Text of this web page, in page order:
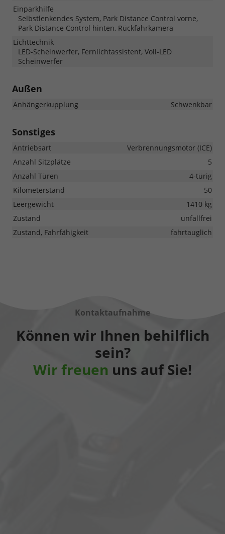
Einparkhilfe
Selbstlenkendes System, Park Distance Control vorne,
Park Distance Control hinten, Rückfahrkamera
Lichttechnik
LED-Scheinwerfer, Fernlichtassistent, Voll-LED
Scheinwerfer
Außen
Anhängerkupplung Schwenkbar
Sonstiges
Antriebsart
Verbrennungsmotor (ICE)
Anzahl Sitzplätze
5
Anzahl Türen
4-türig
Kilometerstand
50
Leergewicht
1410 kg
Zustand
unfallfrei
Zustand, Fahrfähigkeit
fahrtauglich
Kontaktaufnahme
Können wir Ihnen behilflich
sein?
Wir freuen uns auf Sie!